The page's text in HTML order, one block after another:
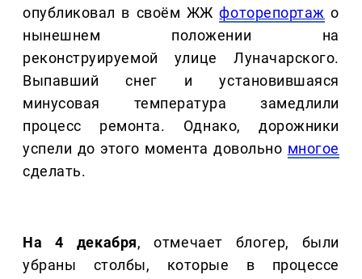
опубликовал в своём ЖЖфоторепортаж о
нынешнем положении на
реконструируемой улице Луначарского.
Выпавший снег и установившаяся
минусовая температура замедлили
процесс ремонта. Однако, дорожники
успели до этого момента довольно многое
сделать.
На 4 декабря, отмечает блогер, были
убраны столбы, которые в процессе